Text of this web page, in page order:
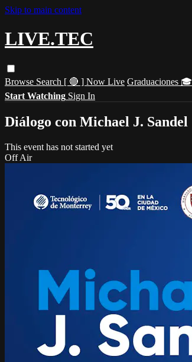
Skip to main content
LIVE.TEC
Browse Search [ 🔴 ] Now Live Graduaciones 🎓
Start Watching Sign In
Diálogo con Michael J. Sandel
This event has not started yet
Off Air